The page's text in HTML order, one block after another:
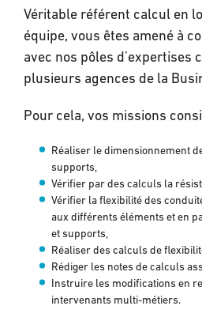
Véritable référent calcul en
équipe, vous êtes amené à
avec nos pôles d’expertises
plusieurs agences de la
Pour cela, vos missions
Réaliser le dimensionnement
supports,
Vérifier par des calculs la
Vérifier la flexibilité des
aux différents éléments et en
et supports,
Réaliser des calculs de
Rédiger les notes de calculs
Instruire les modifications en
intervenants multi-métiers.